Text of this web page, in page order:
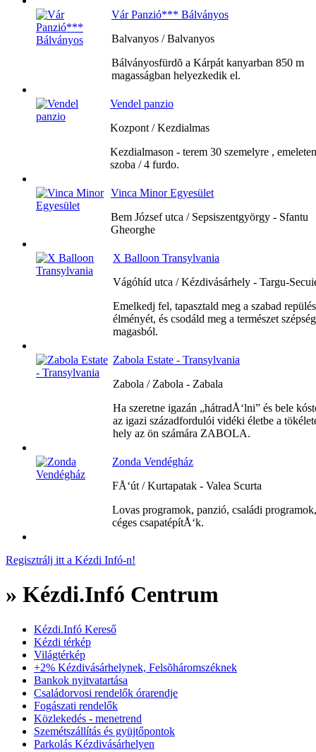
Vár Panzió*** Bálványos
Balvanyos / Balvanyos
Bálványosfürdõ a Kárpát kanyarban 850 m
magasságban helyezkedik el.
Vendel panzio
Kozpont / Kezdialmas
Kezdialmason - terem 30 szemelyre ,
szoba / 4 furdo.
Vinca Minor Egyesület
Bem József utca / Sepsiszentgyörgy - Sfantu
Gheorghe
X Balloon Transylvania
Vágóhíd utca / Kézdivásárhely - Targu-
Emelkedj fel, tapasztald meg a szabad repülés
élményét, és csodáld meg a természet
magasból.
Zabola Estate - Transylvania
Zabola / Zabola - Zabala
Ha szeretne igazán „hátradÅ‘lni” és bele
az igazi századfordulói vidéki életbe a
hely az ön számára ZABOLA.
Zonda Vendégház
FÅ‘út / Kurtapatak - Valea Scurta
Lovas programok, panzió, családi programok,
céges csapatépítÅ‘k.
Regisztrálj itt a Kézdi Infó-n!
» Kézdi.Infó Centrum
Kézdi.Infó Kereső
Kézdi térkép
Világtérkép
+2% Kézdivásárhelynek, Felsõháromszéknek
Bankok nyitvatartása
Családorvosi rendelők órarendje
Fogászati rendelők
Közlekedés - menetrend
Szemétszállítás és gyüjtőpontok
Parkolás Kézdivásárhelyen